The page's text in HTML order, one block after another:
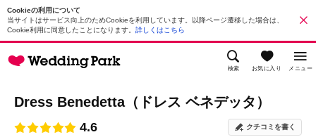
Cookieの利用について
当サイトはサービス向上のためCookieを利用しています。以降ページ遷移した場合は、
Cookie利用に同意したことになります。 詳しくはこちら
検索 お気に入り メニュー
Dress Benedetta（ドレス ベネデッタ）
4.6 クチコミを書く